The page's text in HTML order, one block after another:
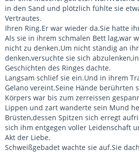
in den Sand und plötzlich fühlte sie
Vertrautes.
Ihren Ring.Er war wieder da.Sie hatte
Als sie in ihrem schmalen Bett lag,war
nicht zu denken.Um nicht ständig an
denken,versuchte sie sich
Geschichten des Ringes dachte.
Langsam schlief sie ein.Und in ihrem
Gelano vereint.Seine Hände berührten
Körpers war bis zum zerreissen
Lippen und zart wanderte sein Mund
Brüsten,dessen Spitzen sich erregt
sich ihm entgegen voller Leidenschaft
Akt der Liebe.
Schweißgebadet wachte sie auf.Sie